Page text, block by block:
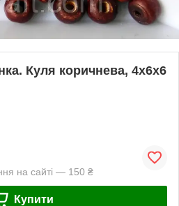
Куля коричнева, 4х6х6
на сайті — 150 ₴
Купити